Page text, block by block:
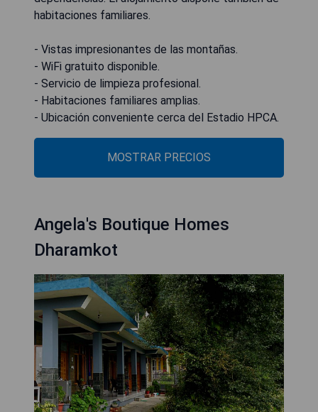
habitaciones familiares.
- Vistas impresionantes de las montañas.
- WiFi gratuito disponible.
- Servicio de limpieza profesional.
- Habitaciones familiares amplias.
- Ubicación conveniente cerca del Estadio HPCA.
MOSTRAR PRECIOS
Angela's Boutique Homes
Dharamkot